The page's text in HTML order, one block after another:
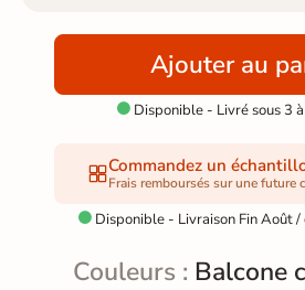
Ajouter au
Disponible - Livré sous 3
Commandez un
Frais remboursés sur une future
 Disponible - Livraison Fin Août
Couleurs : Balcone